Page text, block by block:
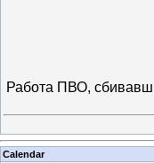
Работа ПВО,
Calendar